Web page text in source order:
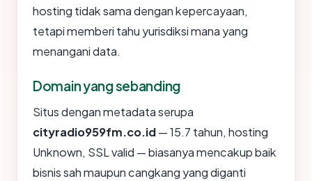
hosting tidak sama dengan kepercayaan,
tetapi memberi tahu yurisdiksi mana yang
menangani data.
Domain yang sebanding
Situs dengan metadata serupa
cityradio959fm.co.id— 15.7 tahun, hosting
Unknown, SSL valid — biasanya mencakup baik
bisnis sah maupun cangkang yang diganti